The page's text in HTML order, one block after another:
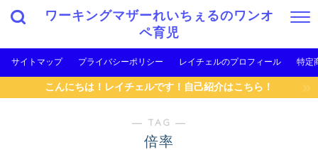
ワーキングマザーれいちぇるのワンオ
ペ育児
サイトマップ プライバシーポリシー レイチェルのプロフィール 特定
こんにちは！レイチェルです！自己紹介はこちら！
― TAG ―
倍率